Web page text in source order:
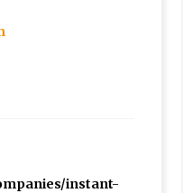
instant-